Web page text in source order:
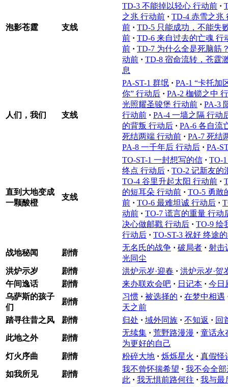
泡影苍霆 支线
TD-3 不能掉以轻心 行动前 ·
之兆 行动前 · TD-4 赤雪之兆
前 · TD-5 只能成功，不能失
前 · TD-6 来自过去的亡魂 行
前 · TD-7 为什么全是死脑筋
动前 · TD-8 宿命流转，苍霆
息
人们，我们 支线
PA-ST-1 群氓 · PA-1 “卡托加
你” 行动后 · PA-2 枷锁之中
光照耀圣骏堡 行动前 · PA-3
行动前 · PA-4 一墙之隔 行动
的背叛 行动后 · PA-6 各自流
死结两端 行动前 · PA-7 死结
PA-8 一千年后 行动后 · PA-
直到大地变成
一颗酸橙
支线
TO-ST-1 一封想写的信 · TO-
终点 行动后 · TO-2 记新友的
TO-4 谷里升起太阳 行动前 ·
的短耳朵 行动前 · TO-5 勇敢
前 · TO-6 最难坦诚 行动后 ·
动前 · TO-7 谎言的重量 行动
决心做邮戳 行动后 · TO-9 绘
行动后 · TO-ST-3 祝好 终途
战地秘闻 剧情
无名氏的战争 · 破局者 · 射击
光同尘
洪炉示岁
剧情 洪炉示岁·迎春 · 洪炉示岁·贺
午间逸话
剧情 来办联欢会吧 · 日记本 · 今日
乌萨斯的孩子
们
剧情
习惯 · 被选择的 · 在梦中相遇
天之前
踏寻往昔之风
剧情 归处 · 域外同族 · 不知返 · 回
此地之外 剧情
无续集 · 荒野路漫漫 · 童话永
为更好的自己
灯火序曲
剧情 粉碎大地 · 烁烁星火 · 真假怪
如我所见 剧情
我不曾怀揣希望 · 我不会全
此 · 我无惧前路何往 · 我与最